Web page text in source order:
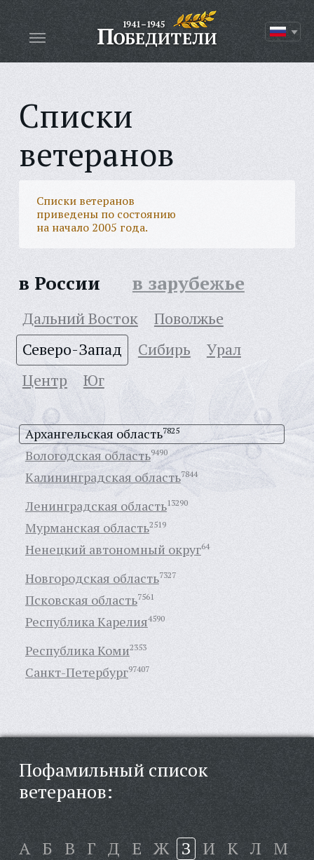
Списки
ветеранов
Списки ветеранов
приведены по состоянию
на начало 2005 года.
в России в зарубежье
Дальний Восток
Поволжье
Северо-Запад
Сибирь
Урал
Центр
Юг
Архангельская область7825
Вологодская область9490
Калининградская область7844
Ленинградская область13290
Мурманская область2519
Ненецкий автономный округ64
Новгородская область7327
Псковская область7561
Республика Карелия4590
Республика Коми2353
Санкт-Петербург97407
Пофамильный список
ветеранов:
А Б В Г Д Е Ж З И К Л М